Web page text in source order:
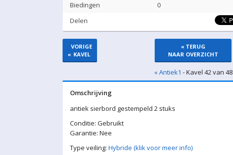
Biedingen
0
Delen
«
VORIGE
KAVEL
« TERUG
NAAR OVERZICHT
« Antiek1 - Kavel 42 van 48
Omschrijving
antiek sierbord gestempeld 2 stuks
Conditie: Gebruikt
Garantie: Nee
Type veiling: Hybride (klik voor meer info)